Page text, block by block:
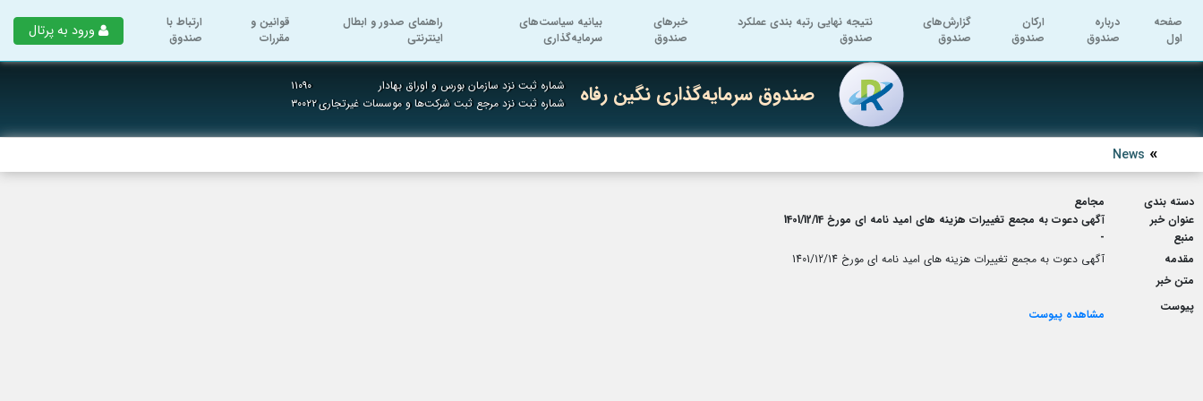
صفحه
اول
درباره
صندوق
ارکان
صندوق
گزارش‌های
صندوق
نتیجه نهایی رتبه بندی عملکرد
صندوق
خبرهای
صندوق
بیانیه سیاست‌های
سرمایه‌گذاری
راهنمای صدور و ابطال
اینترنتی
قوانین و
مقررات
ارتباط با
صندوق
ورود به پرتال
صندوق سرمایه‌گذاری نگین رفاه شماره ثبت نزد سازمان بورس و اوراق بهادار
۱۱۰۹۰
شماره ثبت نزد مرجع ثبت شرکت‌ها و موسسات غیرتجاری۳۰۰۲۲
News
دسته بندی
مجامع
عنوان خبر
آگهی دعوت به مجمع تغییرات هزینه های امید نامه ای مورخ 1401/12/14
منبع
-
مقدمه
آگهی دعوت به مجمع تغییرات هزینه های امید نامه ای مورخ 1401/12/14
متن خبر
پیوست
مشاهده پیوست